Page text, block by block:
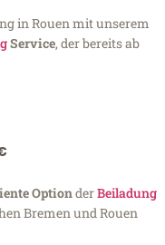
in Rouen mit unserem
Service, der bereits ab
OptionderBeiladung
Bremen und Rouen